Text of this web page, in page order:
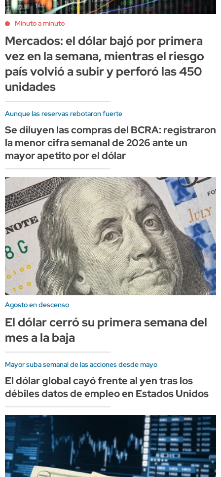
Minuto a minuto
Mercados: el dólar bajó por primera
vez en la semana, mientras el riesgo
país volvió a subir y perforó las 450
unidades
Aunque las reservas rebotaron fuerte
Se diluyen las compras del BCRA: registraron
la menor cifra semanal de 2026 ante un
mayor apetito por el dólar
Agosto en descenso
El dólar cerró su primera semana del
mes a la baja
Mayor suba semanal de las acciones desde mayo
El dólar global cayó frente al yen tras los
débiles datos de empleo en Estados Unidos